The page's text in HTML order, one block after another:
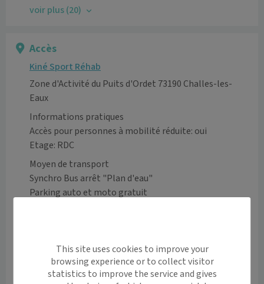
voir plus (20)
Accès
Kiné Sport Réhab
Zone d'Activité du Puits d'Ordet 73190 Challes-les-
Eaux
Informations pratiques
Accès pour personnes à mobilité réduite: oui
Etage: RDC
Moyen de transport
Synchro Bus arrêt "Plan d'eau"
Parking auto et moto gratuit
This site uses cookies to improve your
browsing experience or to collect visitor
statistics to improve the service and gives